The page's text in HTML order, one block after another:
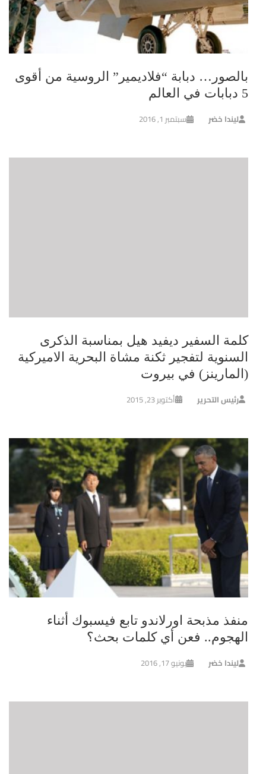
بالصور… دبابة “فلاديمير” الروسية من أقوى
5 دبابات في العالم
ليندا خضر سبتمبر 1, 2016
كلمة السفير ديفيد هيل بمناسبة الذكرى
السنوية لتفجير ثكنة مشاة البحرية الاميركية
(المارينز) في بيروت
رئيس التحرير أكتوبر 23, 2015
منفذ مذبحة اورلاندو تابع فيسبوك أثناء
الهجوم.. فعن أي كلمات بحث؟
ليندا خضر يونيو 17, 2016